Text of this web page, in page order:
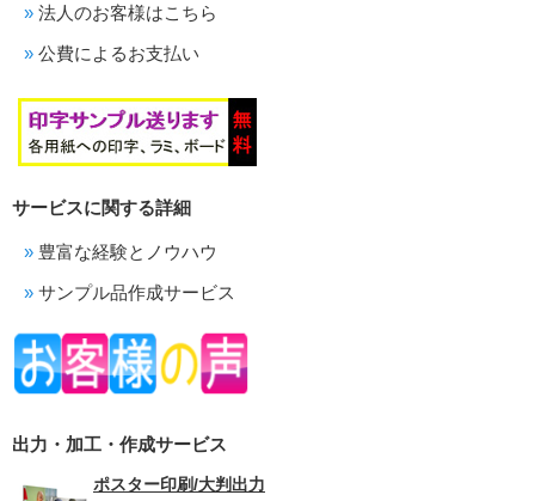
法人のお客様はこちら
公費によるお支払い
サービスに関する詳細
豊富な経験とノウハウ
サンプル品作成サービス
出力・加工・作成サービス
ポスター印刷/大判出力